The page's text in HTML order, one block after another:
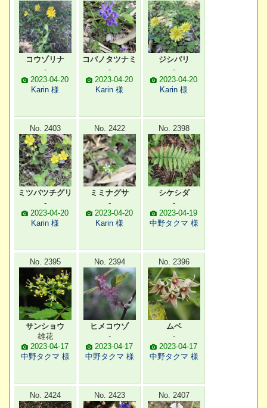
コウゾリナ
-
2023-04-20
Karin 様
コバノタツナミ
-
2023-04-20
Karin 様
ジシバリ
-
2023-04-20
Karin 様
No. 2403
ミツバツチグリ
-
2023-04-20
Karin 様
No. 2422
ミミナグサ
-
2023-04-20
Karin 様
No. 2398
シケシダ
-
2023-04-19
中野タクマ 様
No. 2395
サンショウ
雄花
2023-04-17
中野タクマ 様
No. 2394
ヒメコウゾ
-
2023-04-17
中野タクマ 様
No. 2396
ムベ
-
2023-04-17
中野タクマ 様
No. 2424 No. 2423 No. 2407